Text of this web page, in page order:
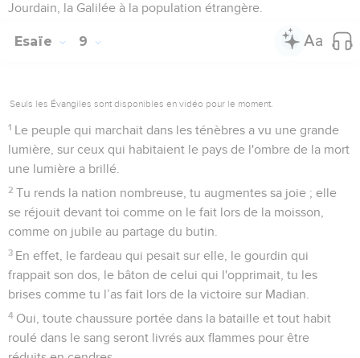
Jourdain, la Galilée à la population étrangère.
Esaïe 9
Seuls les Évangiles sont disponibles en vidéo pour le moment.
1 Le peuple qui marchait dans les ténèbres a vu une grande
lumière, sur ceux qui habitaient le pays de l'ombre de la mort
une lumière a brillé.
2 Tu rends la nation nombreuse, tu augmentes sa joie ; elle
se réjouit devant toi comme on le fait lors de la moisson,
comme on jubile au partage du butin.
3 En effet, le fardeau qui pesait sur elle, le gourdin qui
frappait son dos, le bâton de celui qui l'opprimait, tu les
brises comme tu l’as fait lors de la victoire sur Madian.
4 Oui, toute chaussure portée dans la bataille et tout habit
roulé dans le sang seront livrés aux flammes pour être